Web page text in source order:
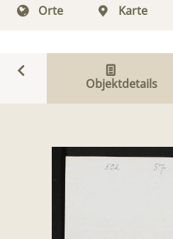
Orte Karte
Objektdetails